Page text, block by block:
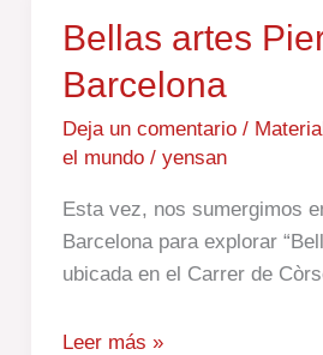
Bellas artes
Barcelona
Deja un comentario /
el mundo/ yensan
Esta vez, nos sumergimos
Barcelona para explorar
ubicada en el Carrer de
Bellas
Piera
de
Barcelona
Leer más »